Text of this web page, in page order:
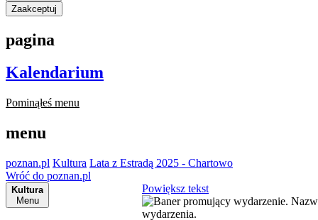
Zaakceptuj
pagina
Kalendarium
Pominąłeś menu
menu
poznan.pl Kultura Lata z Estradą 2025 - Chartowo
Wróć do poznan.pl
Kultura
Menu
Powiększ tekst